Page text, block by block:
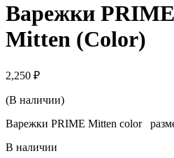
Варежки
Mitten (Color)
2,250 ₽
(В наличии)
Варежки PRIME Mitten color
В наличии